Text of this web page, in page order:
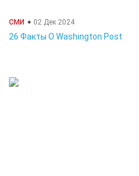
СМИ 02 Дек 2024
26 Факты О Washington Post